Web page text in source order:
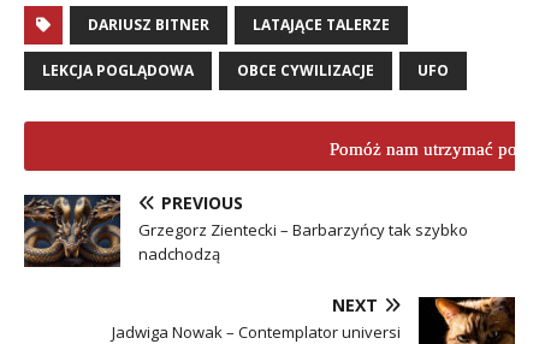
DARIUSZ BITNER LATAJĄCE TALERZE
LEKCJA POGLĄDOWA OBCE CYWILIZACJE UFO
Pomóż nam utrzymać
PREVIOUS
Grzegorz Zientecki – Barbarzyńcy tak szybko
nadchodzą
NEXT
Jadwiga Nowak – Contemplator universi